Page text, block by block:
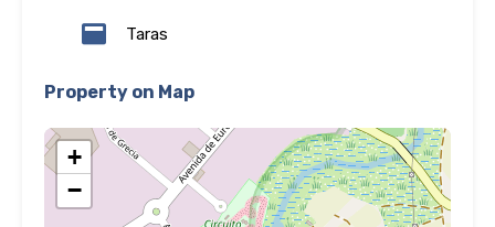
Taras
Property on Map
+
−